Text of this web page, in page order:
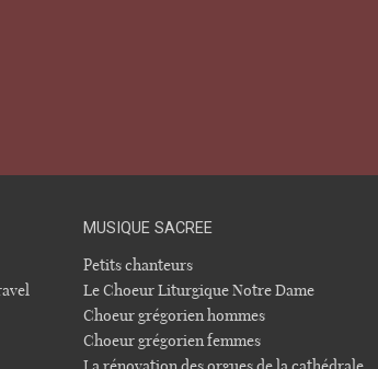
MUSIQUE SACREE
Petits chanteurs
Le Choeur Liturgique Notre Dame
Choeur grégorien hommes
Choeur grégorien femmes